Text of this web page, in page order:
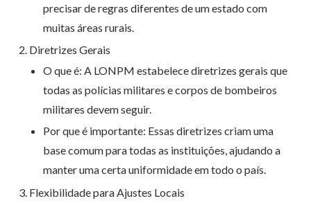
precisar de regras diferentes de um estado com
muitas áreas rurais.
Diretrizes Gerais
O que é: A LONPM estabelece diretrizes gerais que
todas as polícias militares e corpos de bombeiros
militares devem seguir.
Por que é importante: Essas diretrizes criam uma
base comum para todas as instituições, ajudando a
manter uma certa uniformidade em todo o país.
Flexibilidade para Ajustes Locais